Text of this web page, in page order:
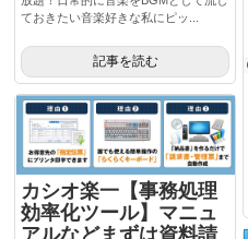
ておきたい音楽好きな私にピッ...
記事を読む
カシオ楽一【事務処理
効率化ツール】マニュ